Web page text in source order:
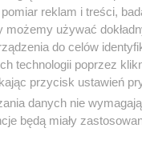
i
również za wszystkie
reklam i treści,
możemy używać
do celów
technologii poprzez
przycisk ustawień
danych nie
będą miały